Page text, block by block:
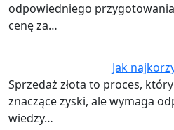
odpowiedniego
cenę za…
Jak
Sprzedaż złota to proces,
znaczące zyski, ale wymaga
wiedzy…